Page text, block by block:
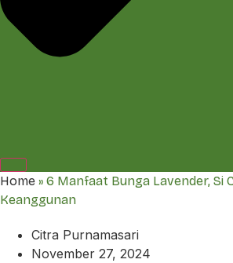
Home » 6 Manfaat Bunga Lavender, Si
Keanggunan
Citra Purnamasari
November 27, 2024